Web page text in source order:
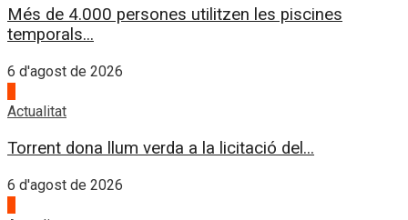
Més de 4.000 persones utilitzen les piscines
temporals...
6 d'agost de 2026
Actualitat
Torrent dona llum verda a la licitació del...
6 d'agost de 2026